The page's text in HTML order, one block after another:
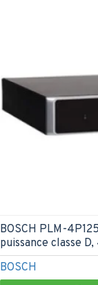
BOSCH
BOSCH PLM-
puissance classe